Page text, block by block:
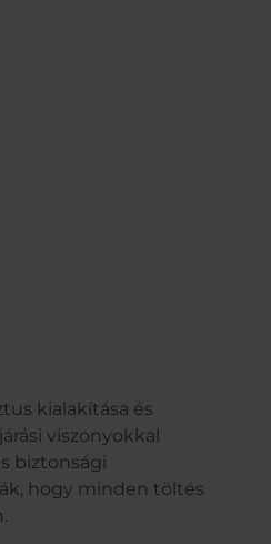
kialakítása és
viszonyokkal
biztonsági
hogy minden töltés